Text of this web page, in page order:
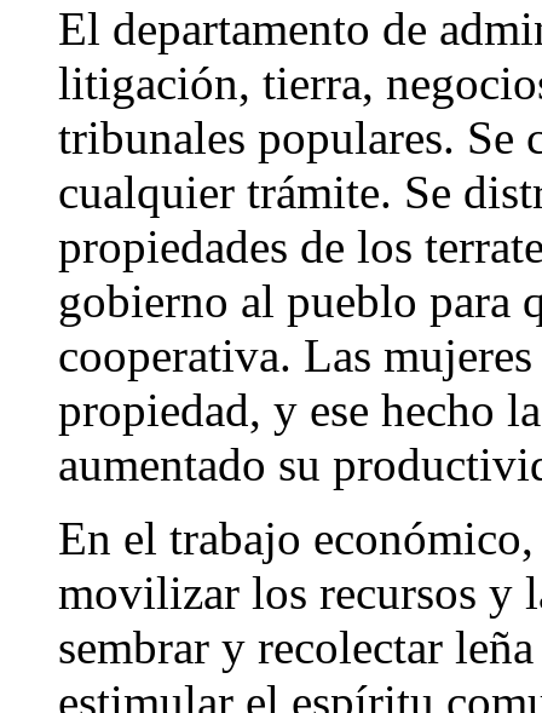
El departamento de
litigación, tierra,
tribunales populares. Se
cualquier trámite. Se
propiedades de los
gobierno al pueblo para
cooperativa. Las
propiedad, y ese hecho
aumentado su
En el trabajo
movilizar los recursos y
sembrar y recolectar
estimular el espíritu